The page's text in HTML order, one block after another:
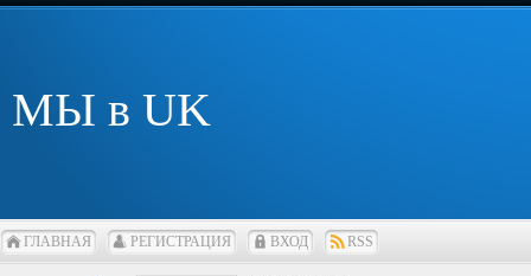
МЫ в UK
ГЛАВНАЯ РЕГИСТРАЦИЯ ВХОД RSS